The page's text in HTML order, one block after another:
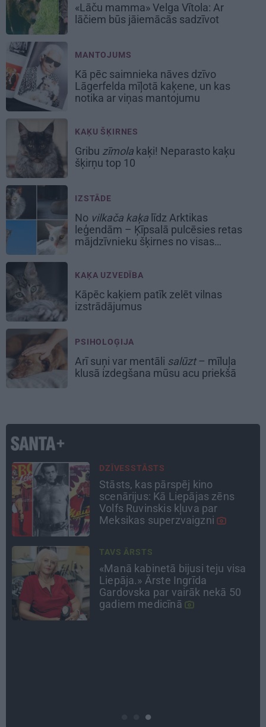
«Lāču mamma» Velga Vītola: Ar
lāčiem būs jāiemācās sadzīvot
MANTOJUMS
Kā pēc saimnieka nāves dzīvo
Lāgerfelda mīļotā kaķene, un kas
notika ar viņas mantojumu
KAĶU ŠĶIRNES
Gribu zīmola kaķi! Neparasto kaķu
šķirņu top 10
IZSTĀDE
No vilkača kaķa līdz Arktikas
leģendām – Ķīpsalā pulcēsies retas
mājdzīvnieku šķirnes no visas
KAĶA UZVEDĪBA
Kāpēc kaķiem patīk zelēt vilnas
izstrādājumus
PSIHOLOĢIJA
Arī suņi var mentāli salūzt– mīluļa
klusā izdegšana mūsu acu priekšā
ATRADUMS
Virziens – jūra: Lauderu
ģimenes bezbēdīgi laiskā miera
osta Pūrciemā
INTERVIJA
«Nevajag kalnos tēlot varoņus!
Tie ātri noliks pie vietas.»
Alpīnists Atis Plakans, kurš
pieredzējis biedra bojāeju